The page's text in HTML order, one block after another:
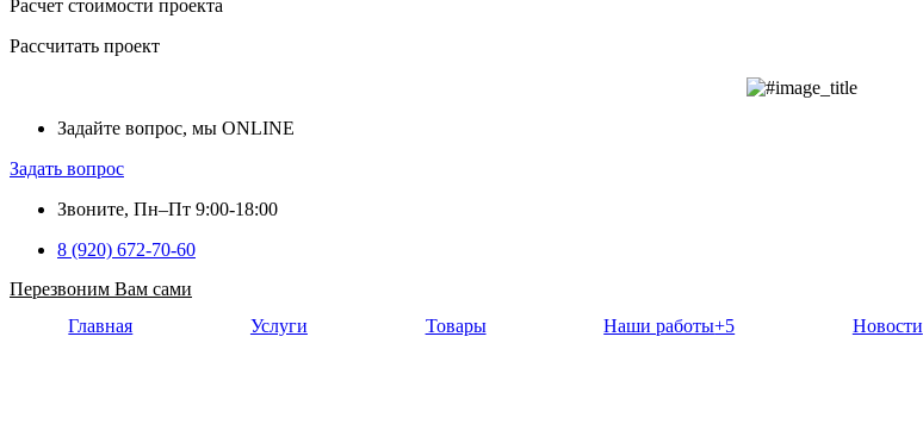
Расчет стоимости проекта
Рассчитать проект
Задайте вопрос, мы ONLINE
Задать вопрос
Звоните, Пн–Пт 9:00-18:00
8 (920) 672-70-60
Перезвоним Вам сами
Главная
Услуги Товары Наши работы+5 Новости